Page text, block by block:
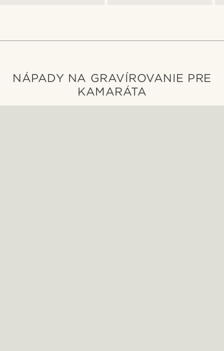
NÁPADY NA GRAVÍROVANIE PRE
KAMARÁTA